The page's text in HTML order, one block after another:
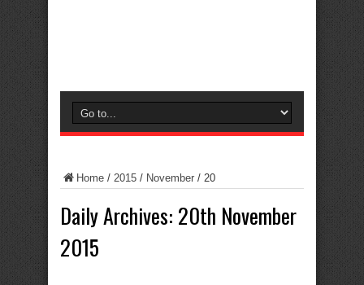
Home / 2015 / November / 20
Daily Archives: 20th November
2015